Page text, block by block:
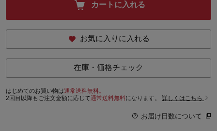
カートに入れる
お気に入りに入れる
在庫・価格チェック
はじめてのお買い物は通常送料無料。
2回目以降もご注文金額に応じて通常送料無料になります。 詳しくはこちら
お届け日数について